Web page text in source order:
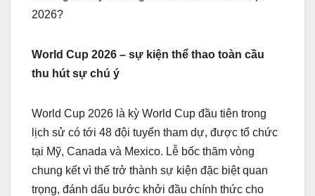
2026?
World Cup 2026 – sự kiện thể thao toàn cầu
thu hút sự chú ý
World Cup 2026 là kỳ World Cup đầu tiên trong
lịch sử có tới 48 đội tuyển tham dự, được tổ chức
tại Mỹ, Canada và Mexico. Lễ bốc thăm vòng
chung kết vì thế trở thành sự kiện đặc biệt quan
trọng, đánh dấu bước khởi đầu chính thức cho